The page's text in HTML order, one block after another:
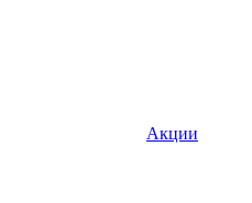
Акции